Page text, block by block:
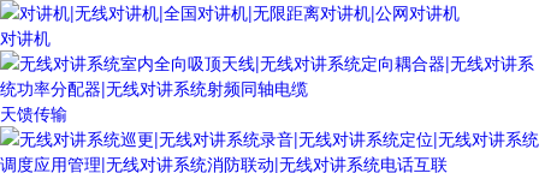
对讲机
天馈传输